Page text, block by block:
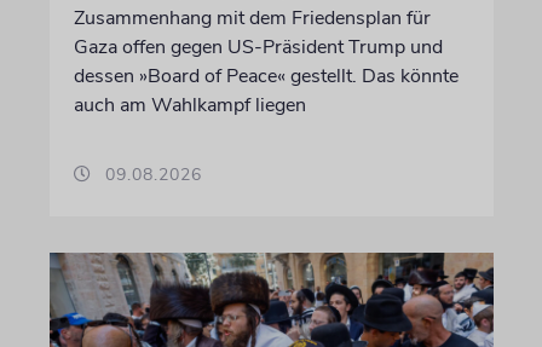
Zusammenhang mit dem Friedensplan für
Gaza offen gegen US-Präsident Trump und
dessen »Board of Peace« gestellt. Das könnte
auch am Wahlkampf liegen
09.08.2026